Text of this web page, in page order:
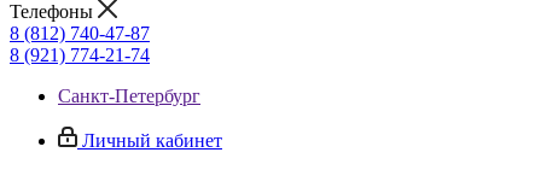
Телефоны
8 (812) 740-47-87
8 (921) 774-21-74
Санкт-Петербург
Личный кабинет